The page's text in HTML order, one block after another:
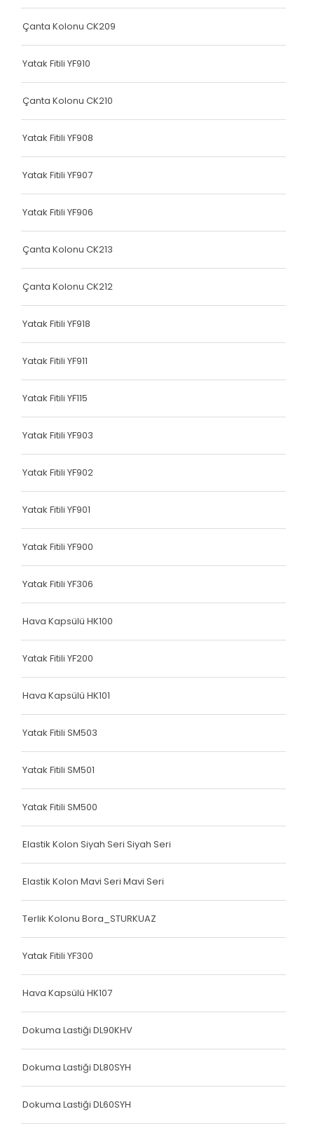
Hava Kapsülü
Hava Kapsülü
Dokuma Lastiği
Hava Kapsülü
Terlik Kolonu
Terlik Kolonu
Terlik Kolonu
Terlik Kolonu
Terlik Kolonu
Terlik Kolonu
Terlik Kolonu
Terlik Kolonu
Terlik Kolonu
Terlik Kolonu
Terlik Kolonu
Terlik Kolonu
Terlik Kolonu
Terlik Kolonu
Terlik Kolonu
Terlik Kolonu
Terlik Kolonu
Terlik Kolonu
Spanzed Kolonu
Polis Yeleği
Yatak Fitili
Yatak Fitili
Çanta Kolonu CK209
Yatak Fitili YF910
Çanta Kolonu CK210
Yatak Fitili YF908
Yatak Fitili YF907
Yatak Fitili YF906
Çanta Kolonu CK213
Çanta Kolonu CK212
Yatak Fitili YF918
Yatak Fitili YF911
Yatak Fitili YF115
Yatak Fitili YF903
Yatak Fitili YF902
Yatak Fitili YF901
Yatak Fitili YF900
Yatak Fitili YF306
Hava Kapsülü HK100
Yatak Fitili YF200
Hava Kapsülü HK101
Yatak Fitili SM503
Yatak Fitili SM501
Yatak Fitili SM500
Elastik Kolon Siyah Seri Siyah Seri
Elastik Kolon Mavi Seri Mavi Seri
Terlik Kolonu Bora_STURKUAZ
Yatak Fitili YF300
Hava Kapsülü HK107
Dokuma Lastiği DL90KHV
Dokuma Lastiği DL80SYH
Dokuma Lastiği DL60SYH